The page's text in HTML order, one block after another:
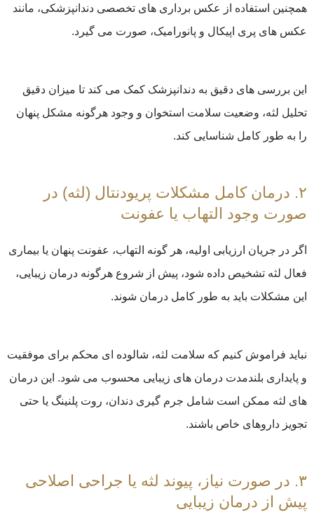
همچنین استفاده از عکس برداری های تخصصی دندانپزشکی، مانند
عکس های پری اپیکال و پانورامیک، صورت می گیرد.
این بررسی های دقیق به دندانپزشک کمک می کند تا میزان دقیق
تحلیل لثه، وضعیت سلامت استخوان و وجود هرگونه مشکل پنهان
را به طور کامل شناسایی کند.
۲. درمان کامل مشکلات پریودنتال (لثه) در
صورت وجود التهاب یا عفونت
اگر در جریان ارزیابی اولیه، هر گونه التهاب، عفونت پنهان یا بیماری
فعال لثه تشخیص داده شود، پیش از شروع هرگونه درمان زیبایی،
این مشکلات باید به طور کامل درمان شوند.
نباید فراموش کنیم که سلامت لثه، شالوده ای محکم برای موفقیت
و پایداری بلندمدت درمان های زیبایی محسوب می شود. این درمان
های لثه ممکن است شامل جرم گیری دندان، روت پلنینگ یا حتی
تجویز داروهای خاص باشند.
۳. در صورت نیاز، پیوند لثه یا جراحی اصلاحی
پیش از درمان زیبایی